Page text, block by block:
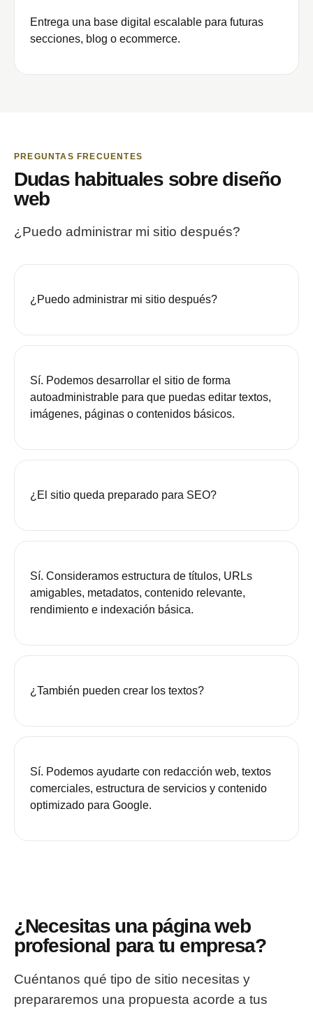
Entrega una base digital escalable para futuras
secciones, blog o ecommerce.
PREGUNTAS FRECUENTES
Dudas habituales sobre diseño
web
¿Puedo administrar mi sitio después?
¿Puedo administrar mi sitio después?
Sí. Podemos desarrollar el sitio de forma
autoadministrable para que puedas editar textos,
imágenes, páginas o contenidos básicos.
¿El sitio queda preparado para SEO?
Sí. Consideramos estructura de títulos, URLs
amigables, metadatos, contenido relevante,
rendimiento e indexación básica.
¿También pueden crear los textos?
Sí. Podemos ayudarte con redacción web, textos
comerciales, estructura de servicios y contenido
optimizado para Google.
¿Necesitas una página web
profesional para tu empresa?
Cuéntanos qué tipo de sitio necesitas y
prepararemos una propuesta acorde a tus